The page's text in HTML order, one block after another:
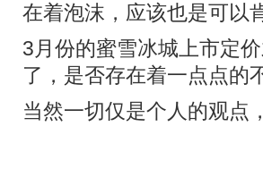
在着泡沫，应该也是可以
3月份的蜜雪冰城上市定
了，是否存在着一点点的
当然一切仅是个人的观点